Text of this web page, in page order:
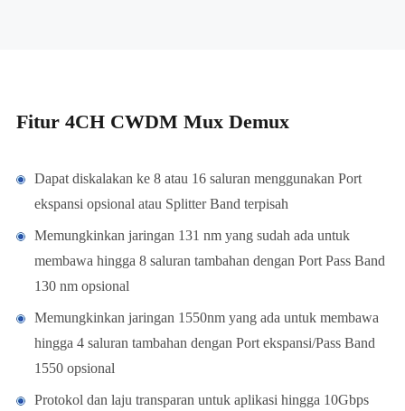
Fitur 4CH CWDM Mux Demux
Dapat diskalakan ke 8 atau 16 saluran menggunakan Port
ekspansi opsional atau Splitter Band terpisah
Memungkinkan jaringan 131 nm yang sudah ada untuk
membawa hingga 8 saluran tambahan dengan Port Pass Band
130 nm opsional
Memungkinkan jaringan 1550nm yang ada untuk membawa
hingga 4 saluran tambahan dengan Port ekspansi/Pass Band
1550 opsional
Protokol dan laju transparan untuk aplikasi hingga 10Gbps